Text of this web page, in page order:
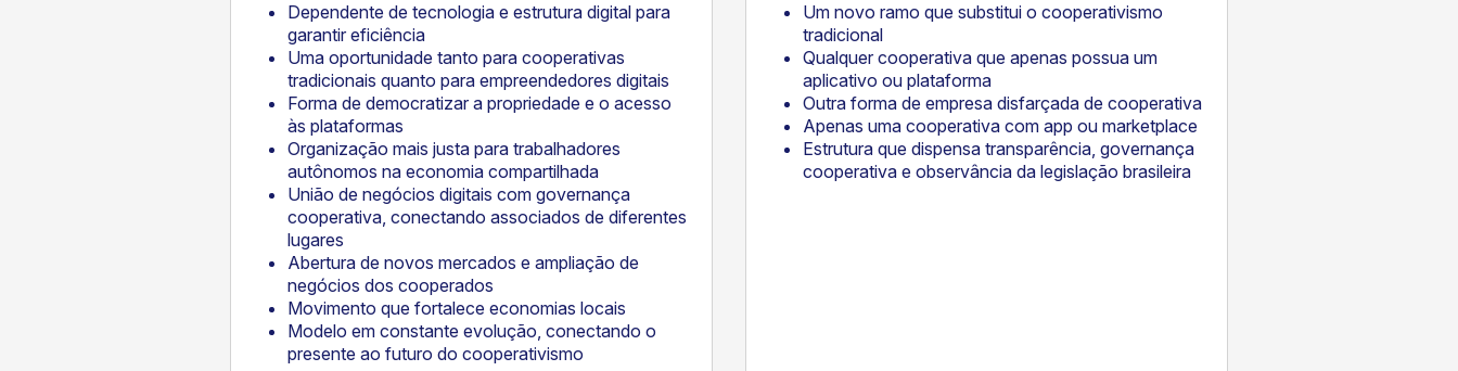
Dependente de tecnologia e estrutura digital para
garantir eficiência
Uma oportunidade tanto para cooperativas
tradicionais quanto para empreendedores digitais
Forma de democratizar a propriedade e o acesso
às plataformas
Organização mais justa para trabalhadores
autônomos na economia compartilhada
União de negócios digitais com governança
cooperativa, conectando associados de diferentes
lugares
Abertura de novos mercados e ampliação de
negócios dos cooperados
Movimento que fortalece economias locais
Modelo em constante evolução, conectando o
presente ao futuro do cooperativismo
Um novo ramo que substitui o cooperativismo
tradicional
Qualquer cooperativa que apenas possua um
aplicativo ou plataforma
Outra forma de empresa disfarçada de cooperativa
Apenas uma cooperativa com app ou marketplace
Estrutura que dispensa transparência, governança
cooperativa e observância da legislação brasileira